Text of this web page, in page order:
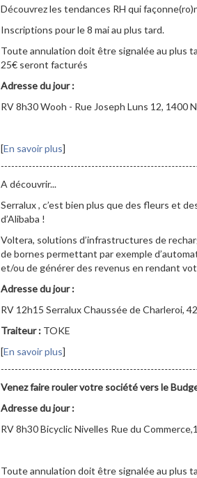
Découvrez les tendances RH qui
Inscriptions pour le 8 mai au plus tard.
Toute annulation doit être signalée au plus
25€ seront facturés
Adresse du jour :
RV 8h30 Wooh - Rue Joseph Luns 12, 1400
[En savoir plus]
A découvrir...
Serralux , c’est bien plus que des fleurs et
d’Alibaba !
Voltera, solutions d’infrastructures de
de bornes permettant par exemple
et/ou de générer des revenus en rendant
Adresse du jour :
RV 12h15 Serralux Chaussée de Charleroi,
Traiteur : TOKE
[En savoir plus]
Venez faire rouler votre société vers le
Adresse du jour :
RV 8h30 Bicyclic Nivelles Rue du Commerce,1
Toute annulation doit être signalée au plus